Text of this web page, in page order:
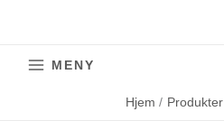
MENY
Hjem Produkter